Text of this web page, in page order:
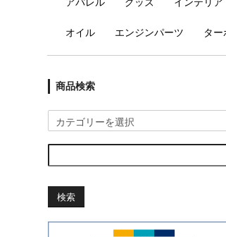
オイル エンジンパーツ ター
商品検索
検索